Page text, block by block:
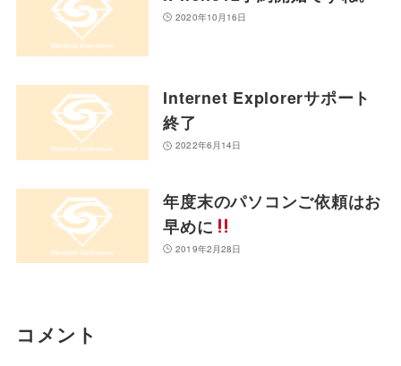
2020年10月16日
Internet Explorerサポート
終了
2022年6月14日
年度末のパソコンご依頼はお
早めに
2019年2月28日
コメント